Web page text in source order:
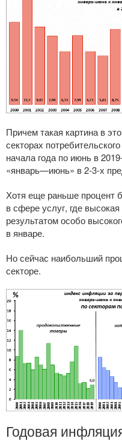
Причем такая картина в
секторах
начала года по июнь в
«январь—июнь» в2-3-х
Хотя еще раньше
в сфере услуг, где
результатом особо
в январе.
Но сейчас наибольший
секторе.
Годовая